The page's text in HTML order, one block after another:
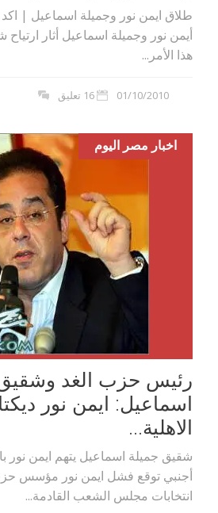
طلاق ايمن نور وجميلة اسماعيل |
أيمن نور وجميلة اسماعيل أثار
هذا الأمر...
01/10/2010 16 تعليق
اخبار مصر اليوم
رئيس حزب الغد
اسماعيل: ايمن نور
الاهلية...
شقيق جميلة اسماعيل يتهم ايمن نور
أجنبي توقع فشل ايمن نور مؤسس
انتخابات مجلس الشعب القادمة...